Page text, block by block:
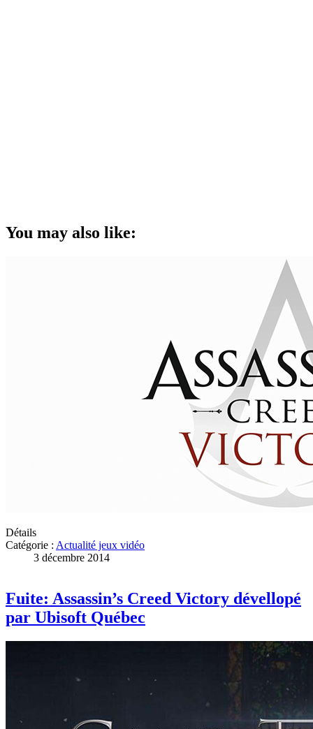
You may also like:
Détails
Catégorie : Actualité jeux vidéo
3 décembre 2014
Fuite: Assassin’s Creed Victory dévellopé
par Ubisoft Québec